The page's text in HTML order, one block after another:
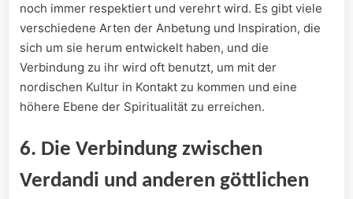
noch immer respektiert und verehrt wird. Es gibt viele
verschiedene Arten der Anbetung und Inspiration, die
sich um sie herum entwickelt haben, und die
Verbindung zu ihr wird oft benutzt, um mit der
nordischen Kultur in Kontakt zu kommen und eine
höhere Ebene der Spiritualität zu erreichen.
6. Die Verbindung zwischen
Verdandi und anderen göttlichen